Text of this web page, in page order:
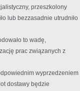
przeszkolony
lub bezzasadnie utrudniło
to wadę,
prac związanych z
wyprzedzeniem
dostawy będzie